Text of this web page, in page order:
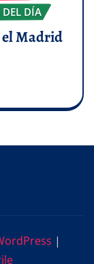
DEL DÍA
Madrid
|